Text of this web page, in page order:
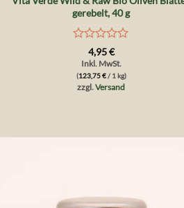
gerebelt, 40 g
Bewertet
mit
0
von
5
4,95€
Inkl. MwSt.
(123,75€/ 1 kg)
zzgl.Versand